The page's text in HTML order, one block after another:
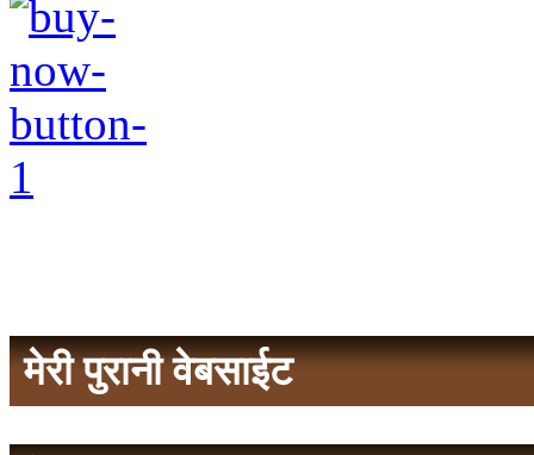
मेरी पुरानी वेबसाईट